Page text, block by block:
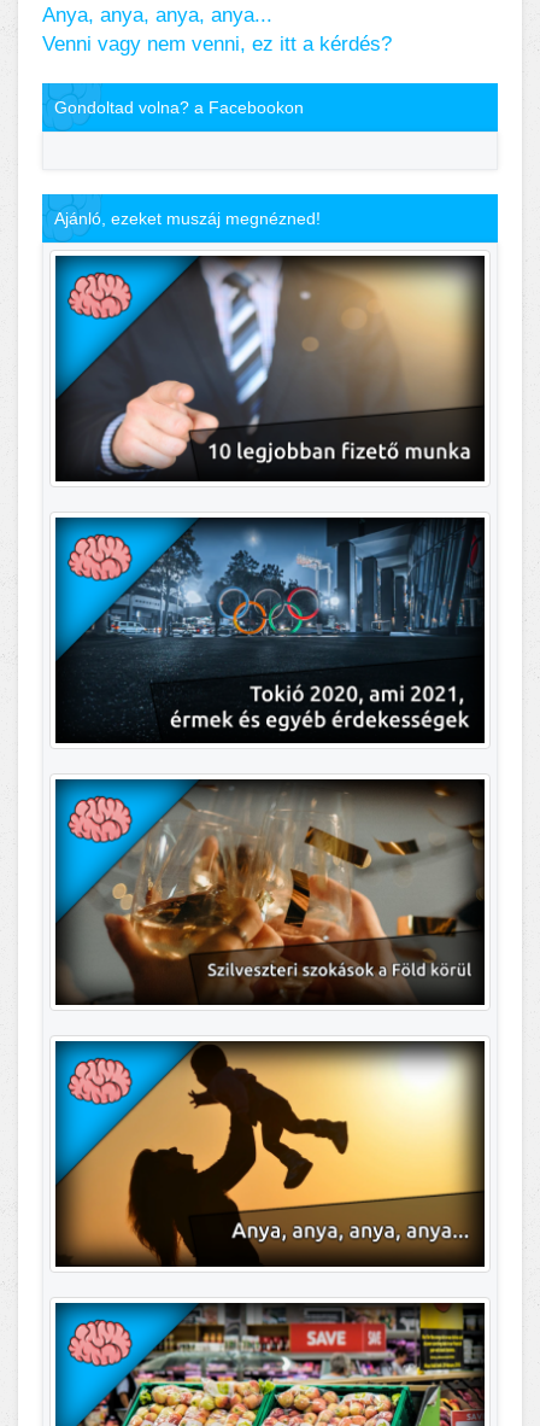
Anya, anya, anya, anya...
Venni vagy nem venni, ez itt a kérdés?
Gondoltad volna? a Facebookon
Ajánló, ezeket muszáj megnézned!